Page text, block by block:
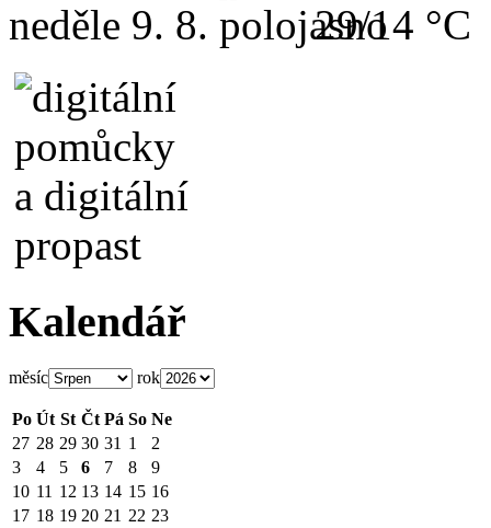
neděle 9. 8. 29/14 °C
Kalendář
měsíc rok
Po Út St Čt Pá So Ne
27 28 29 30 31 1
2
3
4 5 6 7 8
9
10 11 12 13 14 15 16
17 18 19 20 21 22 23